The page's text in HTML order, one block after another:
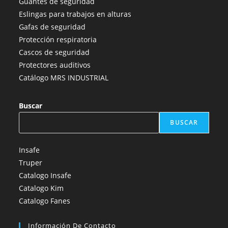
nueva
pestaña
pestaña
nueva
pestaña
Eslingas para trabajos en alturas
Gafas de seguridad
Protección respiratoria
Cascos de seguridad
Protectores auditivos
Catálogo MRS INDUSTRIAL
Buscar
BUSCAR
Insafe
Truper
Catalogo Insafe
Catalogo Kim
Catalogo Fanes
Información De Contacto